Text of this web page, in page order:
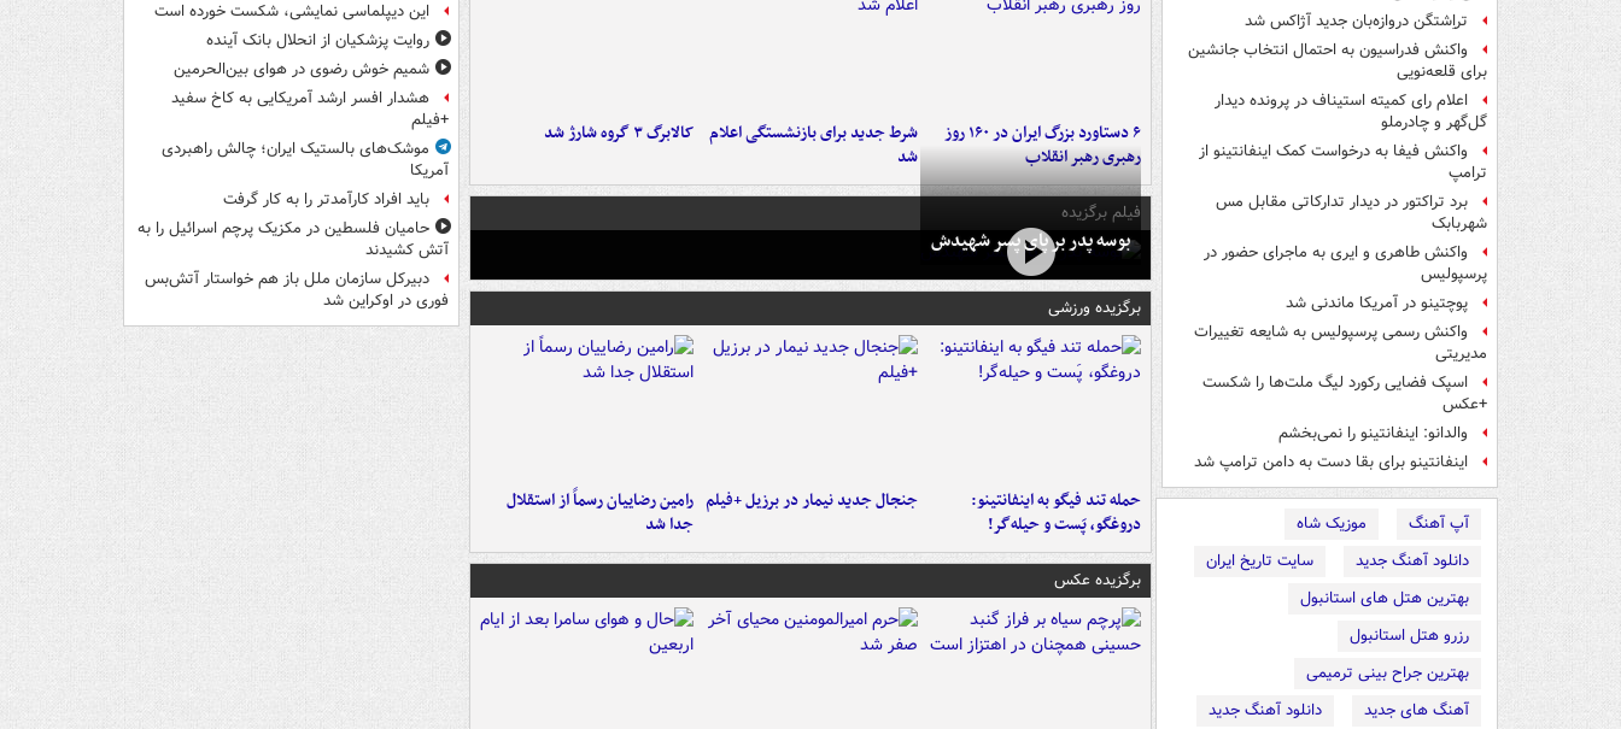
تراِشتگن دروازه‌بان جدید آژاکس شد
واکنش فدراسیون به احتمال انتخاب جانشین
برای قلعه‌نویی
اعلام رای کمیته استیناف در پرونده دیدار
گل‌گهر و چادرملو
واکنش فیفا به درخواست کمک اینفانتینو از
ترامپ
برد تراکتور در دیدار تدارکاتی مقابل مس
شهربابک
واکنش طاهری و ایری به ماجرای حضور در
پرسپولیس
پوچتینو در آمریکا ماندنی شد
واکنش رسمی پرسپولیس به شایعه تغییرات
مدیریتی
اسپک فضایی رکورد لیگ ملت‌ها را شکست
+عکس
والدانو: اینفانتینو را نمی‌بخشم
اینفانتینو برای بقا دست به دامن ترامپ شد
آپ آهنگ
موزیک شاه
دانلود آهنگ جدید
سایت تاریخ ایران
بهترین هتل های استانبول
رزرو هتل استانبول
بهترین جراح بینی ترمیمی
آهنگ های جدید
دانلود آهنگ جدید
۶ دستاورد بزرگ ایران در ۱۶۰ روز
رهبری رهبر انقلاب
شرط جدید برای بازنشستگی اعلام
شد
کالابرگ ۳ گروه شارژ شد
فیلم برگزیده
بوسه‌ پدر بر پای پسر شهیدش
برگزیده ورزشی
حمله تند فیگو به اینفانتینو:
دروغگو، پَست‌ و حیله‌گر!
جنجال جدید نیمار در برزیل +فیلم رامین رضاییان رسماً از استقلال
جدا شد
برگزیده عکس
این دیپلماسی نمایشی، شکست خورده است
روایت پزشکیان از انحلال بانک آینده
شمیم خوش رضوی در هوای بین‌الحرمین
هشدار افسر ارشد آمریکایی به کاخ سفید
+فیلم
موشک‌های بالستیک ایران؛ چالش راهبردی
آمریکا
باید افراد کارآمدتر را به کار گرفت
حامیان فلسطین در مکزیک پرچم اسرائیل را به
آتش کشیدند
دبیرکل سازمان ملل باز هم خواستار آتش‌بس
فوری در اوکراین شد